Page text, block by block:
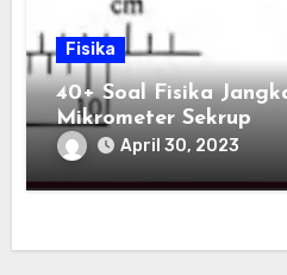
Fisika
40+ Soal Fisika
Mikrometer Sekrup
April 30, 2023